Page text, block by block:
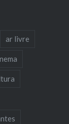
ar livre